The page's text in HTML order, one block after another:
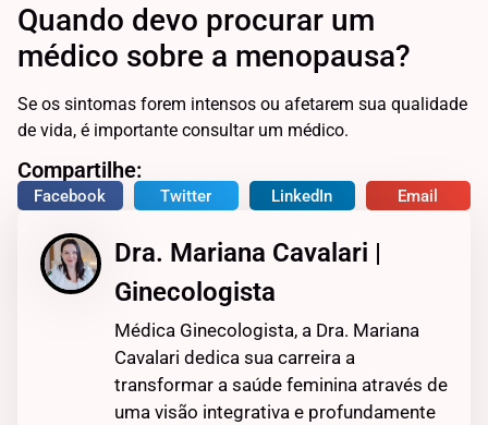
Quando devo procurar um
médico sobre a menopausa?
Se os sintomas forem intensos ou afetarem sua qualidade
de vida, é importante consultar um médico.
Compartilhe:
Facebook Twitter LinkedIn Email
Dra. Mariana Cavalari |
Ginecologista
Médica Ginecologista, a Dra. Mariana
Cavalari dedica sua carreira a
transformar a saúde feminina através de
uma visão integrativa e profundamente